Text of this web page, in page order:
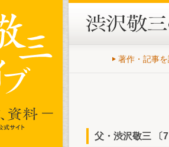
著作・記事
父・渋沢敬三 〔